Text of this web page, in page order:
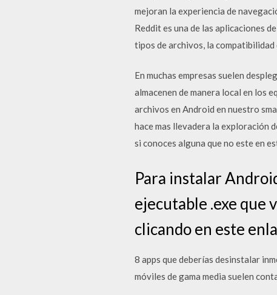
mejoran la experiencia de
Reddit es una de las aplicaciones
tipos de archivos, la
En muchas empresas suelen
almacenen de manera local en los
archivos en Android en nuestro
hace mas llevadera la exploración
si conoces alguna que no este en
Para instalar
ejecutable .exe que
clicando en este
8 apps que deberías desinstalar
móviles de gama media suelen